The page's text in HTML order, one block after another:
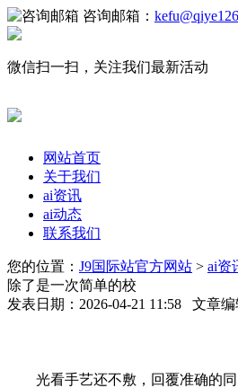
咨询邮箱：
微信扫一扫，关注我们最新活动
网站首页
关于我们
ai资讯
ai动态
联系我们
您的位置： J9国际站官方网站 > ai资
除了是一次简单的校
发表日期：2026-04-21 11:58 文章
光看手艺还不敷，回覆准确的同